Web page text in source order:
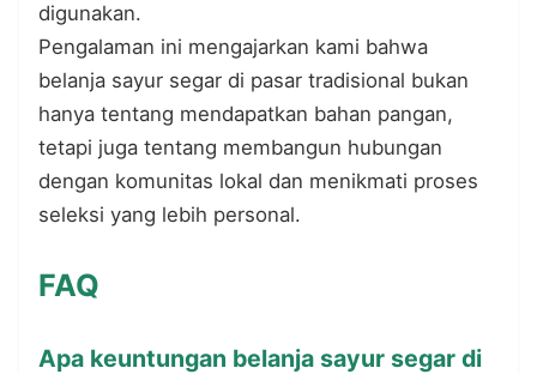
digunakan.
Pengalaman ini mengajarkan kami bahwa
belanja sayur segar di pasar tradisional bukan
hanya tentang mendapatkan bahan pangan,
tetapi juga tentang membangun hubungan
dengan komunitas lokal dan menikmati proses
seleksi yang lebih personal.
FAQ
Apa keuntungan belanja sayur segar di